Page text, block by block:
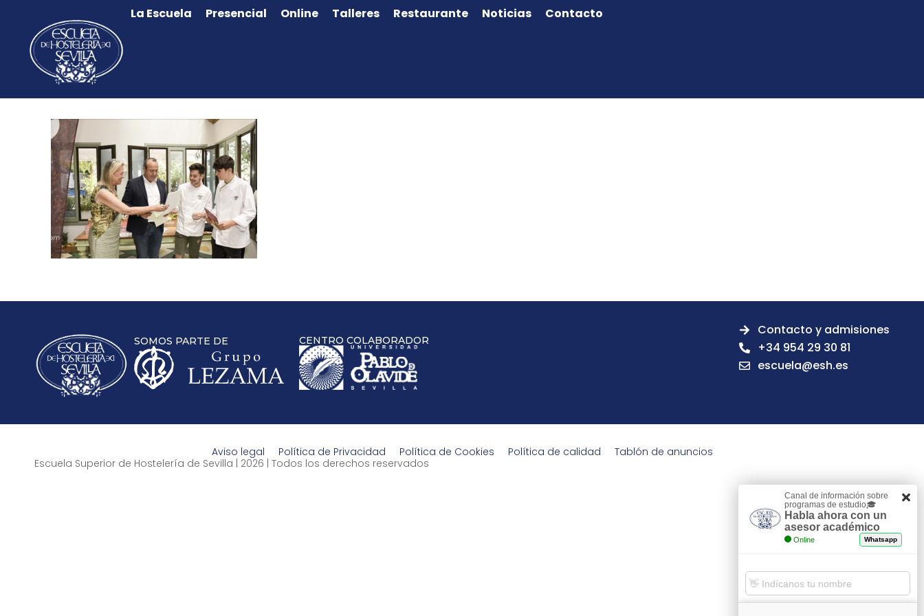
La Escuela Presencial Online Talleres Restaurante Noticias Contacto
SOMOS PARTE DE CENTRO COLABORADOR
Contacto y admisiones
+34 954 29 30 81
escuela@esh.es
Aviso legal Política de Privacidad Política de Cookies Política de calidad
Tablón de anuncios
Escuela Superior de Hostelería de Sevilla | 2026 | Todos los derechos reservados
Canal de información sobre
programas de estudio🎓
Habla ahora con un
asesor académico
Online Whatsapp